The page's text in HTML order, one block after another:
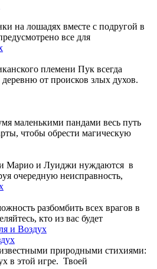
на лошадях вместе с подругой в
все для
племени Пук всегда
от происков злых духов.
маленькими пандами весь путь
чтобы обрести магическую
Марио и Луиджи нуждаются в
очередную неисправность,
разбомбить всех врагов в
кто из вас будет
природными стихиями:
в этой игре. Твоей